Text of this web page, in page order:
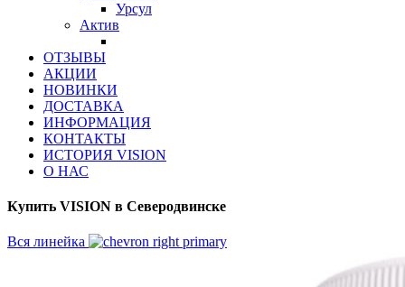
Урсул
Актив
ОТЗЫВЫ
АКЦИИ
НОВИНКИ
ДОСТАВКА
ИНФОРМАЦИЯ
КОНТАКТЫ
ИСТОРИЯ VISION
О НАС
Купить VISION в Северодвинске
Вся линейка